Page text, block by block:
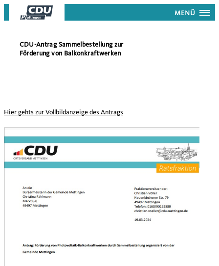
MENÜ
CDU-Antrag Sammelbestellung zur
Förderung von Balkonkraftwerken
Hier gehts zur Vollbildanzeige des Antrags